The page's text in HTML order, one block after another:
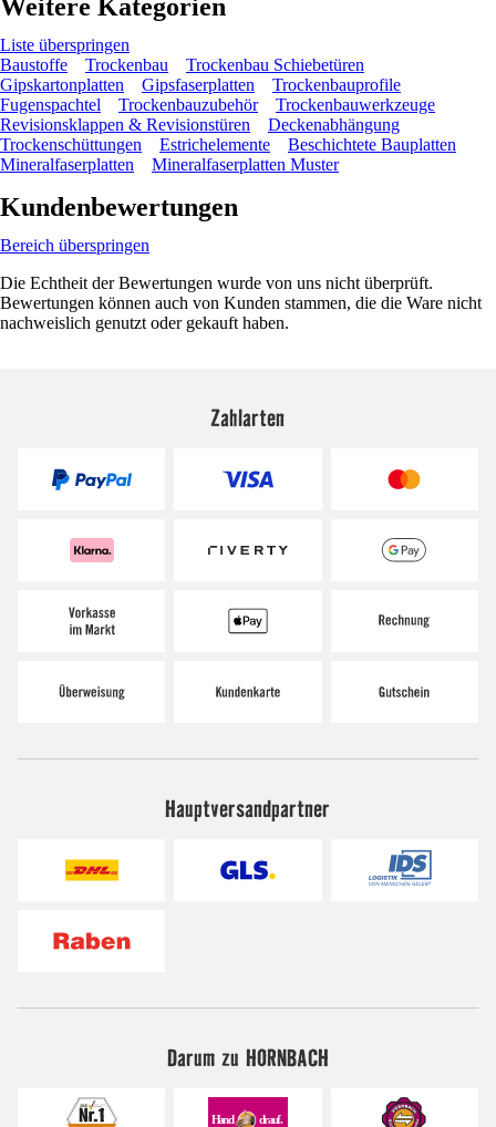
Weitere Kategorien
Liste überspringen
Baustoffe
Trockenbau
Trockenbau Schiebetüren
Gipskartonplatten
Gipsfaserplatten
Trockenbauprofile
Fugenspachtel
Trockenbauzubehör
Trockenbauwerkzeuge
Revisionsklappen & Revisionstüren
Deckenabhängung
Trockenschüttungen
Estrichelemente
Beschichtete Bauplatten
Mineralfaserplatten
Mineralfaserplatten Muster
Kundenbewertungen
Bereich überspringen
Die Echtheit der Bewertungen wurde von uns nicht überprüft.
Bewertungen können auch von Kunden stammen, die die Ware nicht
nachweislich genutzt oder gekauft haben.
Zahlarten
Hauptversandpartner
Darum zu HORNBACH